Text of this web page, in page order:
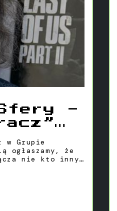
-
w Grupie
ogłaszamy, że
nie kto inny,
jako „Szycha”,
wideo i
[…]